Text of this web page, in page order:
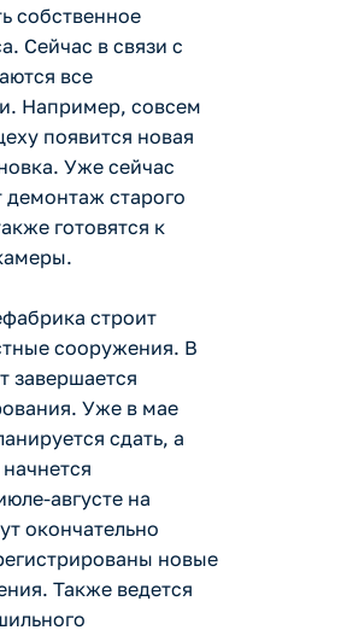
собственное
Сейчас в связи с
все
Например, совсем
появится новая
Уже сейчас
демонтаж старого
готовятся к
строит
сооружения. В
завершается
Уже в мае
сдать, а
августе на
окончательно
новые
Также ведется